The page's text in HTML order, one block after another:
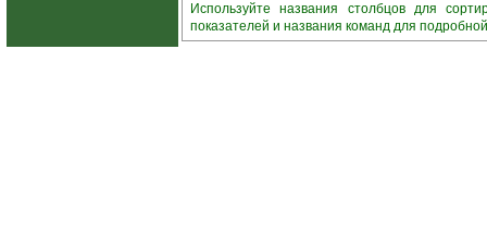
Используйте названия столбцов для
показателей и названия команд для